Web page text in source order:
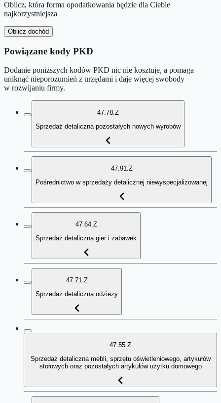
Oblicz, która forma opodatkowania będzie dla Ciebie
najkorzystniejsza
Oblicz dochód
Powiązane kody PKD
Dodanie poniższych kodów PKD nic nie kosztuje, a pomaga
uniknąć nieporozumień z urzędami i daje więcej swobody
w rozwijaniu firmy.
47.78.Z
Sprzedaż detaliczna pozostałych nowych wyrobów
47.91.Z
Pośrednictwo w sprzedaży detalicznej niewyspecjalizowanej
47.64.Z
Sprzedaż detaliczna gier i zabawek
47.71.Z
Sprzedaż detaliczna odzieży
47.55.Z
Sprzedaż detaliczna mebli, sprzętu oświetleniowego, artykułów
stołowych oraz pozostałych artykułów użytku domowego